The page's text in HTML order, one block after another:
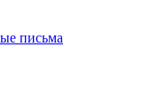
письма